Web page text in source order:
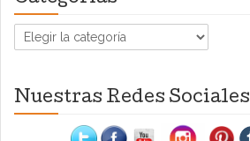
Categorías
Nuestras Redes Sociales